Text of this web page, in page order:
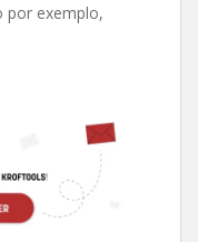
por exemplo,